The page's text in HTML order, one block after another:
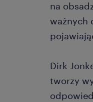
na
ważnych
Dirk
tworzy